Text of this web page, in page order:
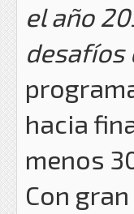
el año
desafíos
hacia
menos
Con